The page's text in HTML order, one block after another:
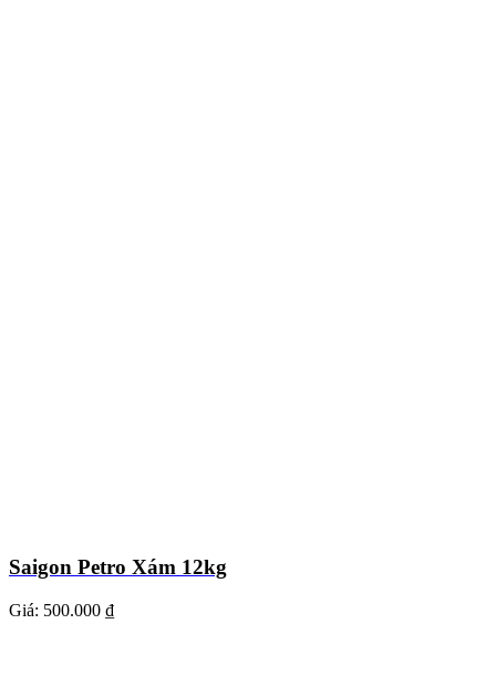
Saigon Petro Xám 12kg
Giá: 500.000 ₫